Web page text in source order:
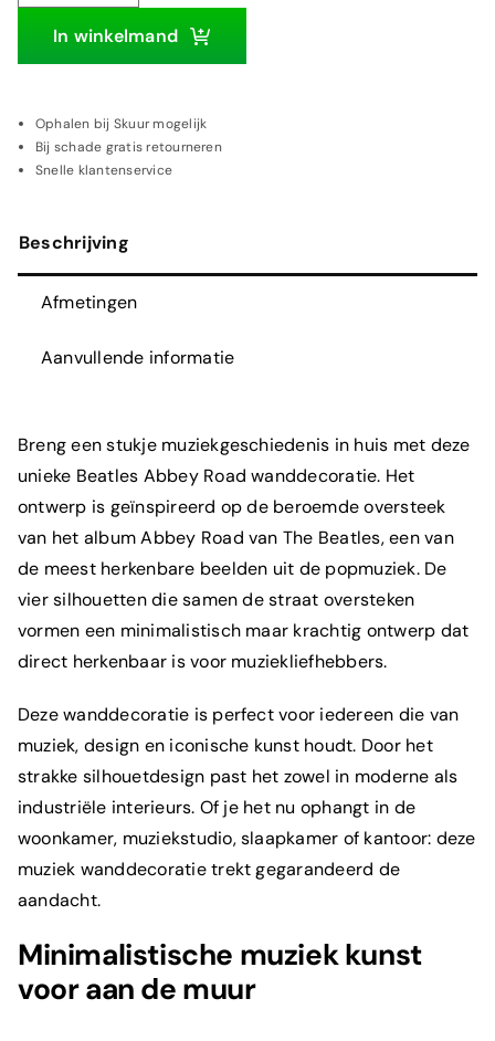
|
Abbey
wanddecoratie
|
aantal
In winkelmand
Ophalen bij Skuur mogelijk
Bij schade gratis retourneren
Snelle klantenservice
Beschrijving
Afmetingen
Aanvullende informatie
Breng een stukje muziekgeschiedenis in huis met deze
unieke Beatles Abbey Road wanddecoratie. Het
ontwerp is geïnspireerd op de beroemde oversteek
van het albumAbbey Road van The Beatles, een van
de meest herkenbare beelden uit de popmuziek. De
vier silhouetten die samen de straat oversteken
vormen een minimalistisch maar krachtig ontwerp dat
direct herkenbaar is voor muziekliefhebbers.
Deze wanddecoratie is perfect voor iedereen die van
muziek, design en iconische kunst houdt. Door het
strakke silhouetdesign past het zowel in moderne als
industriële interieurs. Of je het nu ophangt in de
woonkamer, muziekstudio, slaapkamer of kantoor: deze
muziek wanddecoratie trekt gegarandeerd de
aandacht.
Minimalistische muziek kunst
voor aan de muur